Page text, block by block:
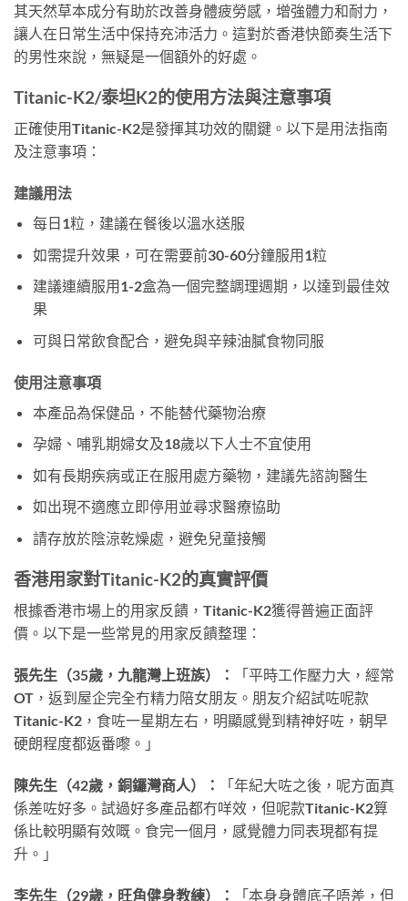
其天然草本成分有助於改善身體疲勞感，增強體力和耐力，
讓人在日常生活中保持充沛活力。這對於香港快節奏生活下
的男性來說，無疑是一個額外的好處。
Titanic-K2/泰坦K2的使用方法與注意事項
正確使用Titanic-K2是發揮其功效的關鍵。以下是用法指南
及注意事項：
建議用法
每日1粒，建議在餐後以溫水送服
如需提升效果，可在需要前30-60分鐘服用1粒
建議連續服用1-2盒為一個完整調理週期，以達到最佳效
果
可與日常飲食配合，避免與辛辣油膩食物同服
使用注意事項
本產品為保健品，不能替代藥物治療
孕婦、哺乳期婦女及18歲以下人士不宜使用
如有長期疾病或正在服用處方藥物，建議先諮詢醫生
如出現不適應立即停用並尋求醫療協助
請存放於陰涼乾燥處，避免兒童接觸
香港用家對Titanic-K2的真實評價
根據香港市場上的用家反饋，Titanic-K2獲得普遍正面評
價。以下是一些常見的用家反饋整理：
張先生（35歲，九龍灣上班族）：
「平時工作壓力大，經常
OT，返到屋企完全冇精力陪女朋友。朋友介紹試咗呢款
Titanic-K2，食咗一星期左右，明顯感覺到精神好咗，朝早
硬朗程度都返番嚟。」
陳先生（42歲，銅鑼灣商人）：
「年紀大咗之後，呢方面真
係差咗好多。試過好多產品都冇咩效，但呢款Titanic-K2算
係比較明顯有效嘅。食完一個月，感覺體力同表現都有提
升。」
李先生（29歲，旺角健身教練）： 「本身身體底子唔差，但